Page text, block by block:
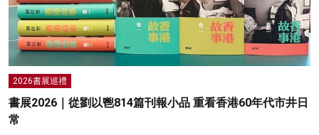
2026書展巡禮
書展2026｜從劉以鬯814篇刊報小品 重看香港60年代市井日
常